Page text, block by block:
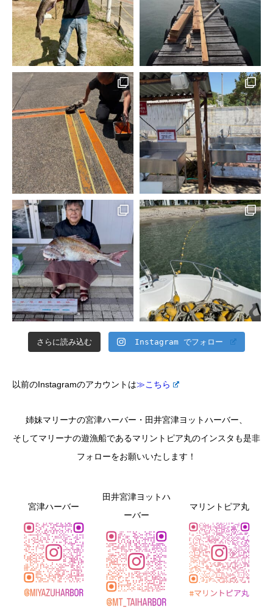
さらに読み込む Instagram でフォロー
以前のInstagramのアカウントは≫こちら
姉妹マリーナの宮津ハーバー・田井宮津ヨットハーバー、
そしてマリーナの遊漁船であるマリントピア丸のインスタも是非
フォローをお願いいたします！
宮津ハーバー
田井宮津ヨットハ
ーバー
マリントピア丸